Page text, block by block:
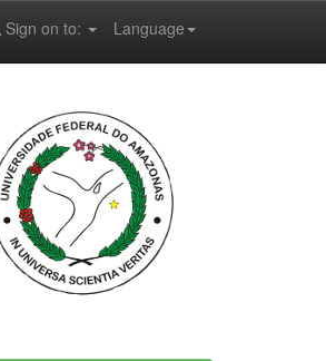
Language
Sign on to: